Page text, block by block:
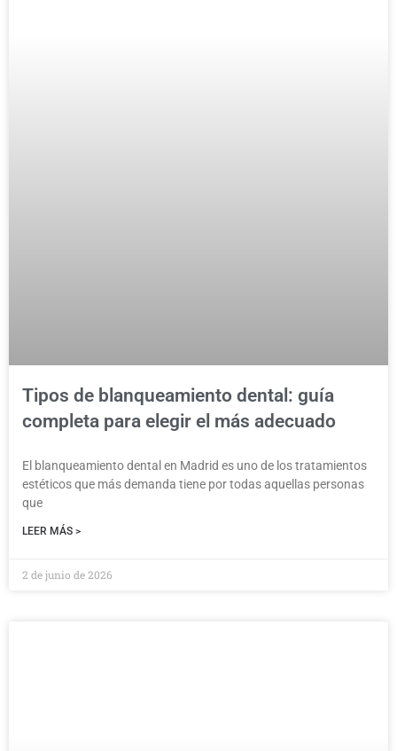
Tipos de blanqueamiento dental: guía
completa para elegir el más adecuado
El blanqueamiento dental en Madrid es uno de los tratamientos
estéticos que más demanda tiene por todas aquellas personas
que
LEER MÁS >
2 de junio de 2026